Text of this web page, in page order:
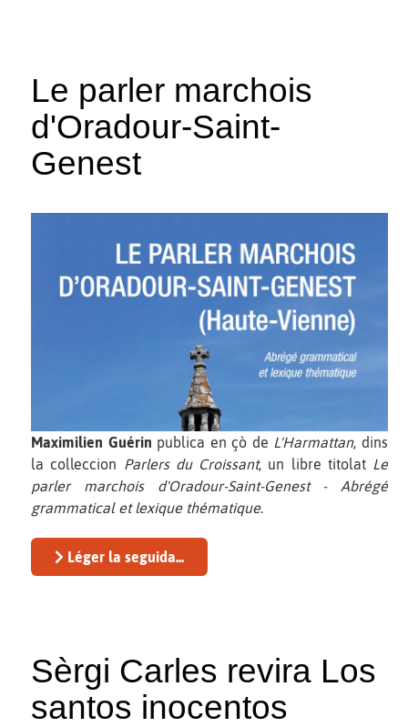
Le parler marchois
d'Oradour-Saint-
Genest
Maximilien Guérin publica en çò de L'Harmattan, dins
la colleccion Parlers du Croissant, un libre titolat Le
parler marchois d'Oradour-Saint-Genest - Abrégé
grammatical et lexique thématique.
Léger la seguida...
Sèrgi Carles revira Los
santos inocentos